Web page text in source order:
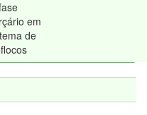
em
de